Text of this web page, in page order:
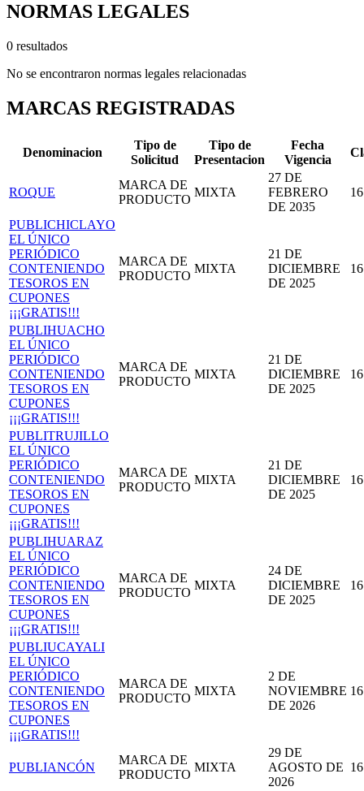
NORMAS LEGALES
0 resultados
No se encontraron normas legales relacionadas
MARCAS REGISTRADAS
Denominacion
Tipo de
Solicitud
Tipo de
Presentacion
Fecha
Vigencia
ROQUE
MARCA DE
PRODUCTO
MIXTA
27 DE
FEBRERO
DE 2035
16
PUBLICHICLAYO
EL ÚNICO
PERIÓDICO
CONTENIENDO
TESOROS EN
CUPONES
¡¡¡GRATIS!!!
MARCA DE
PRODUCTO
MIXTA
21 DE
DICIEMBRE
DE 2025
16
PUBLIHUACHO
EL ÚNICO
PERIÓDICO
CONTENIENDO
TESOROS EN
CUPONES
¡¡¡GRATIS!!!
MARCA DE
PRODUCTO
MIXTA
21 DE
DICIEMBRE
DE 2025
16
PUBLITRUJILLO
EL ÚNICO
PERIÓDICO
CONTENIENDO
TESOROS EN
CUPONES
¡¡¡GRATIS!!!
MARCA DE
PRODUCTO
MIXTA
21 DE
DICIEMBRE
DE 2025
16
PUBLIHUARAZ
EL ÚNICO
PERIÓDICO
CONTENIENDO
TESOROS EN
CUPONES
¡¡¡GRATIS!!!
MARCA DE
PRODUCTO
MIXTA
24 DE
DICIEMBRE
DE 2025
16
PUBLIUCAYALI
EL ÚNICO
PERIÓDICO
CONTENIENDO
TESOROS EN
CUPONES
¡¡¡GRATIS!!!
MARCA DE
PRODUCTO
MIXTA
2 DE
NOVIEMBRE
DE 2026
16
PUBLIANCÓN
MARCA DE
PRODUCTO
MIXTA
29 DE
AGOSTO DE
2026
16